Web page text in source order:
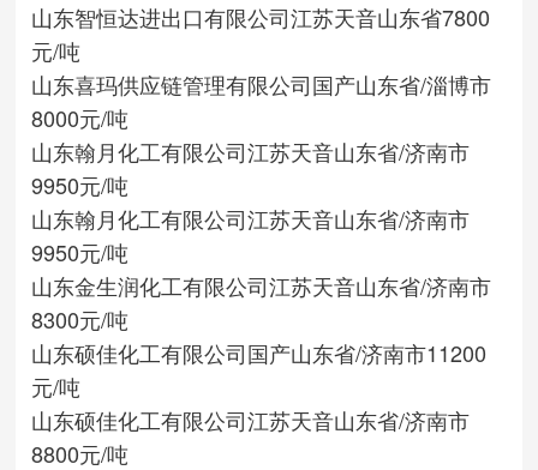
山东智恒达进出口有限公司江苏天音山东省7800
元/吨
山东喜玛供应链管理有限公司国产山东省/淄博市
8000元/吨
山东翰月化工有限公司江苏天音山东省/济南市
9950元/吨
山东翰月化工有限公司江苏天音山东省/济南市
9950元/吨
山东金生润化工有限公司江苏天音山东省/济南市
8300元/吨
山东硕佳化工有限公司国产山东省/济南市11200
元/吨
山东硕佳化工有限公司江苏天音山东省/济南市
8800元/吨